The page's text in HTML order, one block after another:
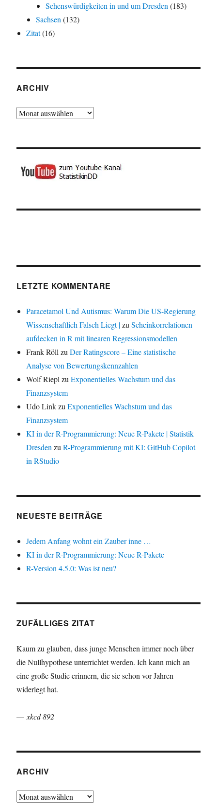
Sehenswürdigkeiten in und um Dresden (183)
Sachsen (132)
Zitat(16)
ARCHIV
Archiv
LETZTE KOMMENTARE
Paracetamol Und Autismus: Warum Die US-Regierung
Wissenschaftlich Falsch Liegt |zuScheinkorrelationen
aufdecken in R mit linearen Regressionsmodellen
Frank Röll zuDer Ratingscore – Eine statistische
Analyse von Bewertungskennzahlen
Wolf Riepl zuExponentielles Wachstum und das
Finanzsystem
Udo LinkzuExponentielles Wachstum und das
Finanzsystem
KI in der R-Programmierung: Neue R-Pakete | Statistik
Dresden zuR-Programmierung mit KI: GitHub Copilot
in RStudio
NEUESTE BEITRÄGE
Jedem Anfang wohnt ein Zauber inne …
KI in der R-Programmierung: Neue R-Pakete
R-Version 4.5.0: Was ist neu?
ZUFÄLLIGES ZITAT
Kaum zu glauben, dass junge Menschen immer noch über
die Nullhypothese unterrichtet werden. Ich kann mich an
eine große Studie erinnern, die sie schon vor Jahren
widerlegt hat.
— xkcd 892
ARCHIV
Archiv